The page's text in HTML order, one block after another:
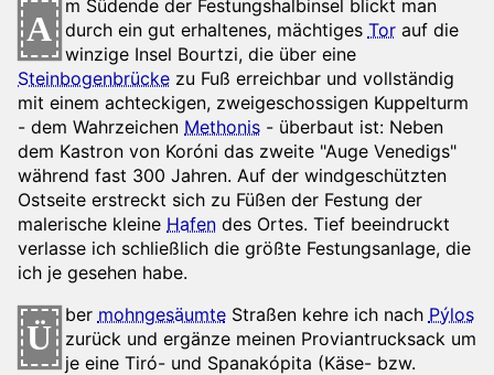
A
m Südende der Festungshalbinsel blickt man
durch ein gut erhaltenes, mächtiges Torauf die
winzige Insel Bourtzi, die über eine
Steinbogenbrücke zu Fuß erreichbar und vollständig
mit einem achteckigen, zweigeschossigen Kuppelturm
- dem Wahrzeichen Methonis - überbaut ist: Neben
dem Kastron von Koróni das zweite "Auge Venedigs"
während fast 300 Jahren. Auf der windgeschützten
Ostseite erstreckt sich zu Füßen der Festung der
malerische kleine Hafen des Ortes. Tief beeindruckt
verlasse ich schließlich die größte Festungsanlage, die
ich je gesehen habe.
Ü
ber mohngesäumteStraßen kehre ich nach Pýlos
zurück und ergänze meinen Proviantrucksack um
je eine Tiró- und Spanakópita (Käse- bzw.